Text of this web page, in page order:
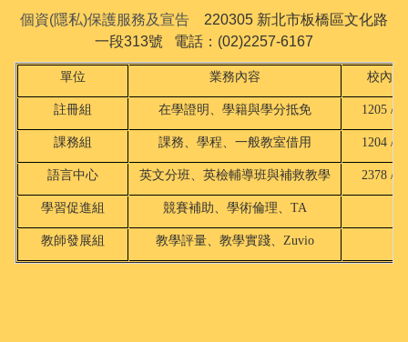
個資(隱私)保護服務及宣告 220305 新北市板橋區文化路
一段313號 電話：(02)2257-6167
單位 業務內容 校內
註冊組 在學證明、學籍與學分抵免 1205 /
課務組 課務、學程、一般教室借用 1204 /
語言中心 英文分班、英檢輔導班與補救教學 2378 /
學習促進組 競賽補助、學術倫理、TA
教師發展組 教學評量、教學實踐、Zuvio